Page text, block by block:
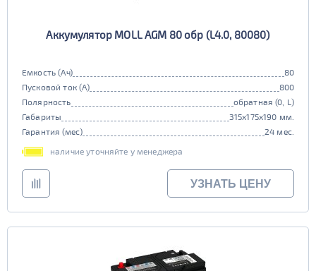
Аккумулятор MOLL AGM 80 обр (L4.0, 80080)
Емкость (Ач)
80
Пусковой ток (А)
800
Полярность
обратная (0, L)
Габариты
315x175x190 мм.
Гарантия (мес)
24 мес.
наличие уточняйте у менеджера
УЗНАТЬ ЦЕНУ